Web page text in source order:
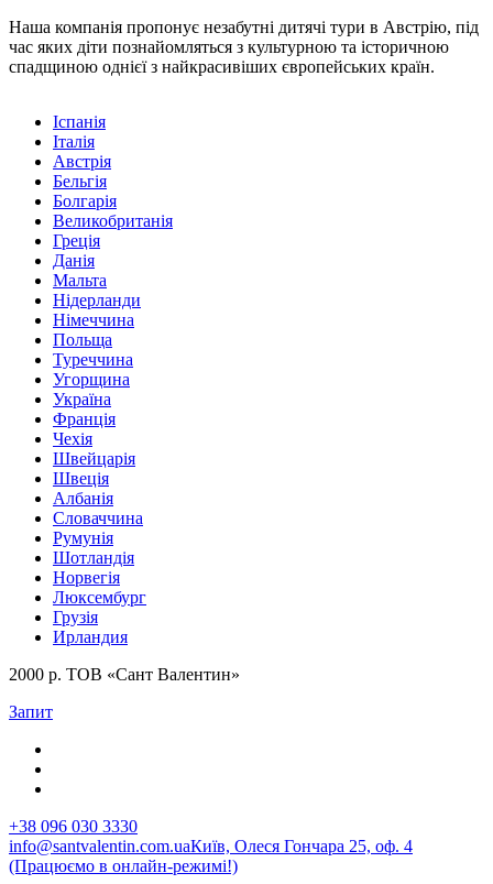
Наша компанія пропонує незабутні дитячі тури в Австрію, під
час яких діти познайомляться з культурною та історичною
спадщиною однієї з найкрасивіших європейських країн.
Іспанія
Італія
Австрія
Бельгія
Болгарія
Великобританія
Греція
Данія
Мальта
Нідерланди
Німеччина
Польща
Туреччина
Угорщина
Україна
Франція
Чехія
Швейцарія
Швеція
Албанія
Словаччина
Румунія
Шотландія
Норвегія
Люксембург
Грузія
Ирландия
2000 р. ТОВ «Сант Валентин»
Запит
+38 096 030 3330
info@santvalentin.com.uaКиїв, Олеся Гончара 25, оф. 4
(Працюємо в онлайн-режимі!)